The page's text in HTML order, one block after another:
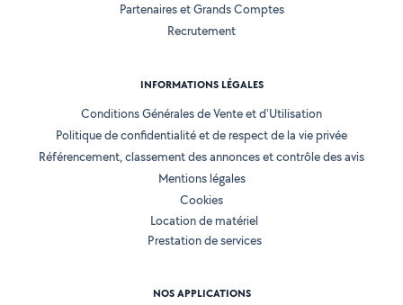
Partenaires et Grands Comptes
Recrutement
INFORMATIONS LÉGALES
Conditions Générales de Vente et d'Utilisation
Politique de confidentialité et de respect de la vie privée
Référencement, classement des annonces et contrôle des avis
Mentions légales
Cookies
Location de matériel
Prestation de services
NOS APPLICATIONS